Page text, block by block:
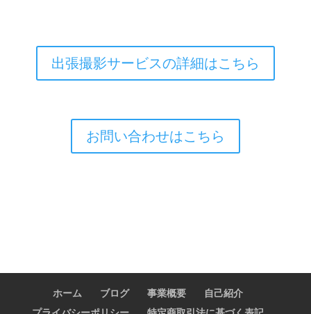
出張撮影サービスの詳細はこちら
お問い合わせはこちら
ホーム ブログ 事業概要
自己紹介